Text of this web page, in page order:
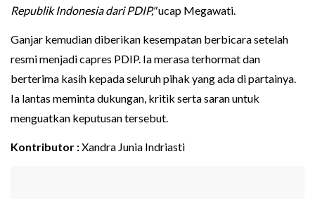
Republik Indonesia dari PDIP,"ucap Megawati.
Ganjar kemudian diberikan kesempatan berbicara setelah
resmi menjadi capres PDIP. Ia merasa terhormat dan
berterima kasih kepada seluruh pihak yang ada di partainya.
Ia lantas meminta dukungan, kritik serta saran untuk
menguatkan keputusan tersebut.
Kontributor :Xandra Junia Indriasti